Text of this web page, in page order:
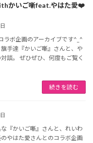
かいご噺feat.やはた愛❤️
ラボ企画のアーカイブです^_^
手達『かいご噺』さんと、や
談。 ぜひぜひ、何度もご覧く
続きを読む
『かいご噺』さんと、れいわ
やはた愛さんとのコラボ企画